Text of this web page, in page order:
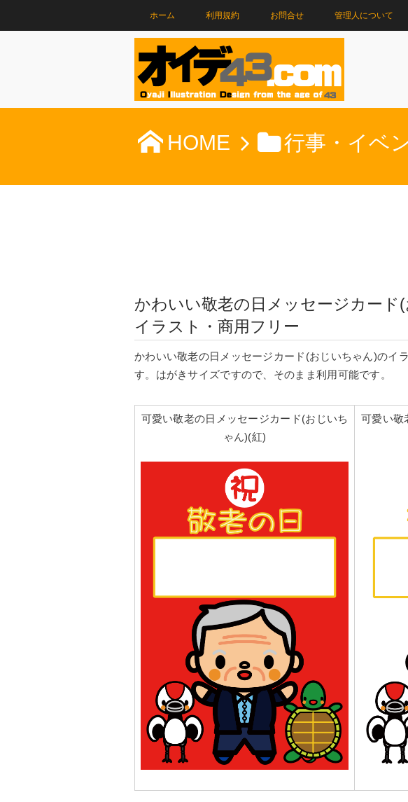
ホーム 利用規約 お問合せ 管理人について
HOME 行事・イベ
かわいい敬老の日メッセージカード
イラスト・商用フリー
かわいい敬老の日メッセージカード(おじいちゃん)のイ
す。はがきサイズですので、そのまま利用可能です。
可愛い敬老の日メッセージカード(おじいち
ゃん)(紅)
可愛い敬